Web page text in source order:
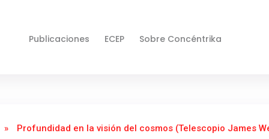
Publicaciones ECEP Sobre Concéntrika
» Profundidad en la visión del cosmos (Telescopio James